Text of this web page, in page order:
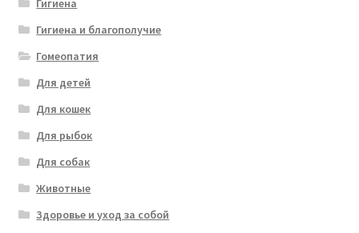
Гигиена
Гигиена и благополучие
Гомеопатия
Для детей
Для кошек
Для рыбок
Для собак
Животные
Здоровье и уход за собой